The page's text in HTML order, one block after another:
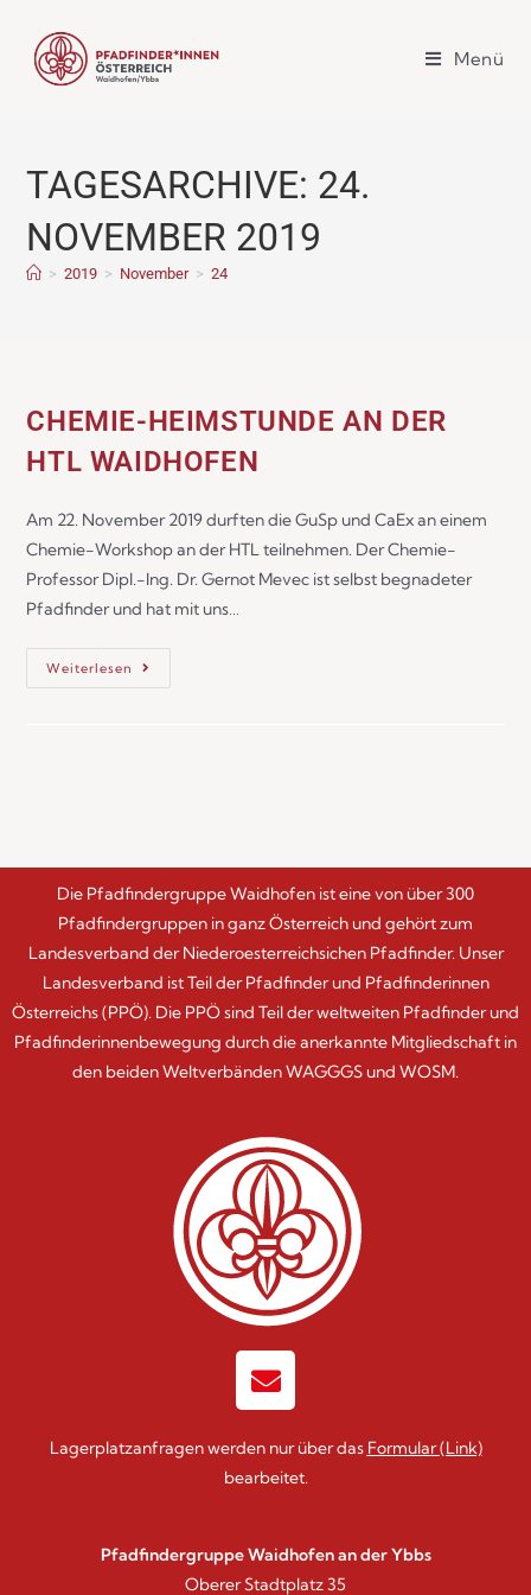
Menü
TAGESARCHIVE: 24.
NOVEMBER 2019
> 2019 > November > 24
CHEMIE-HEIMSTUNDE AN DER
HTL WAIDHOFEN
Am 22. November 2019 durften die GuSp und CaEx an einem
Chemie-Workshop an der HTL teilnehmen. Der Chemie-
Professor Dipl.-Ing. Dr. Gernot Mevec ist selbst begnadeter
Pfadfinder und hat mit uns…
Weiterlesen
Die Pfadfindergruppe Waidhofen ist eine von über 300
Pfadfindergruppen in ganz Österreich und gehört zum
Landesverband der Niederoesterreichsichen Pfadfinder. Unser
Landesverband ist Teil der Pfadfinder und Pfadfinderinnen
Österreichs (PPÖ). Die PPÖ sind Teil der weltweiten Pfadfinder und
Pfadfinderinnenbewegung durch die anerkannte Mitgliedschaft in
den beiden Weltverbänden WAGGGS und WOSM.
Lagerplatzanfragen werden nur über das Formular(Link)
bearbeitet.
Pfadfindergruppe Waidhofen an der Ybbs
Oberer Stadtplatz 35